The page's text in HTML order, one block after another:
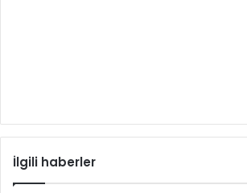
İlgili haberler